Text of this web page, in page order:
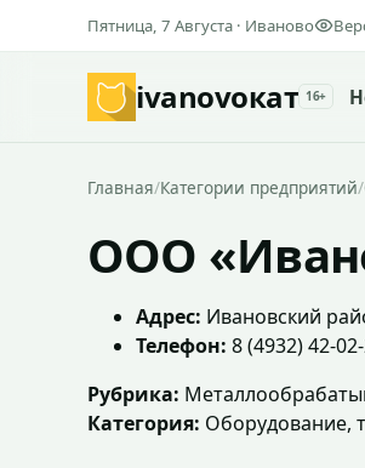
Пятница, 7 Августа · Иваново
ivanovoкат 16+
Главная/Категории предприятий/
ООО
Адрес: Ивановский
Телефон: 8 (4932) 42-
Рубрика:
Категория: Оборудование,